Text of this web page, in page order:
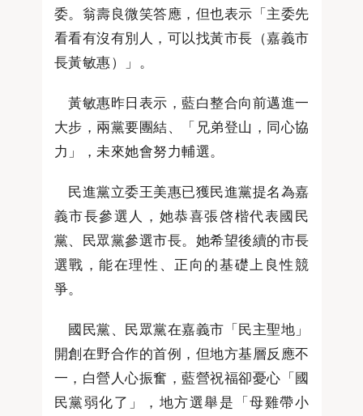
委。翁壽良微笑答應，但也表示「主委先
看看有沒有別人，可以找黃市長（嘉義市
長黃敏惠）」。
黃敏惠昨日表示，藍白整合向前邁進一
大步，兩黨要團結、「兄弟登山，同心協
力」，未來她會努力輔選。
民進黨立委王美惠已獲民進黨提名為嘉
義市長參選人，她恭喜張啓楷代表國民
黨、民眾黨參選市長。她希望後續的市長
選戰，能在理性、正向的基礎上良性競
爭。
國民黨、民眾黨在嘉義市「民主聖地」
開創在野合作的首例，但地方基層反應不
一，白營人心振奮，藍營祝福卻憂心「國
民黨弱化了」，地方選舉是「母雞帶小